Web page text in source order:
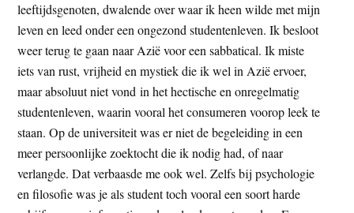
leeftijdsgenoten, dwalende over waar ik heen wilde met mijn
leven en leed onder een ongezond studentenleven. Ik besloot
weer terug te gaan naar Azië voor een sabbatical. Ik miste
iets van rust, vrijheid en mystiek die ik wel in Azië ervoer,
maar absoluut niet vond in het hectische en onregelmatig
studentenleven, waarin vooral het consumeren voorop leek te
staan. Op de universiteit was er niet de begeleiding in een
meer persoonlijke zoektocht die ik nodig had, of naar
verlangde. Dat verbaasde me ook wel. Zelfs bij psychologie
en filosofie was je als student toch vooral een soort harde